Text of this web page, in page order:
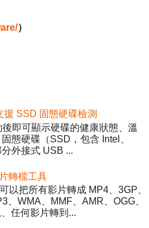
）
SSD 固態硬碟檢測
即可顯示硬碟的健康狀態、溫
態硬碟（SSD，包含 Intel、
外接式 USB ...
轉檔工具
以把所有影片轉成 MP4、3GP、
、WMA、MMF、AMR、OGG、
任何影片轉到...